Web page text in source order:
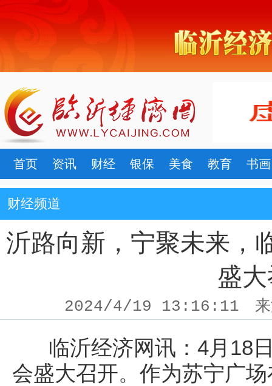
首页 资讯 财经 银保 美食 教育 书画
财经频道
沂路向新，宁聚未来，
盛
2024/4/19 13:16:11
临沂经济网讯：4月18
会盛大召开。作为苏宁广